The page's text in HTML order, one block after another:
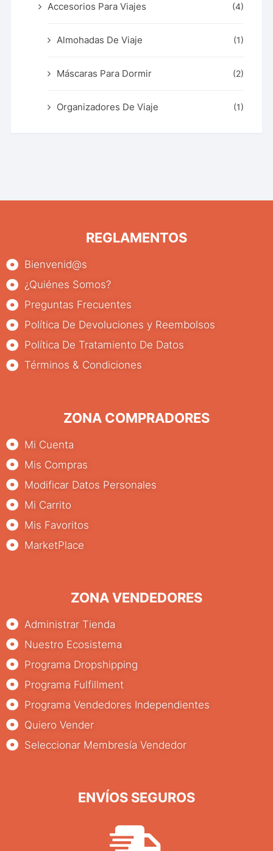
Accesorios Para Viajes (4)
Almohadas De Viaje (1)
Máscaras Para Dormir (2)
Organizadores De Viaje (1)
REGLAMENTOS
Bienvenid@s
¿Quiénes Somos?
Preguntas Frecuentes
Política De Devoluciones y Reembolsos
Política De Tratamiento De Datos
Términos & Condiciones
ZONA COMPRADORES
Mi Cuenta
Mis Compras
Modificar Datos Personales
Mi Carrito
Mis Favoritos
MarketPlace
ZONA VENDEDORES
Administrar Tienda
Nuestro Ecosistema
Programa Dropshipping
Programa Fulfillment
Programa Vendedores Independientes
Quiero Vender
Seleccionar Membresía Vendedor
ENVÍOS SEGUROS